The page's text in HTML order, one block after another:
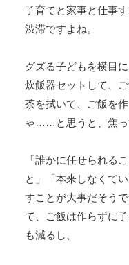
子育てと家事と仕事
渋滞ですよね。
グズる子どもを横目
炊飯器セットして、
茶を拭いて、ご飯を
ゃ……と思うと、焦っ
「誰かに任せられる
と」「本来しなくて
すことが大事だそう
て、ご飯は作らずに
も減るし、